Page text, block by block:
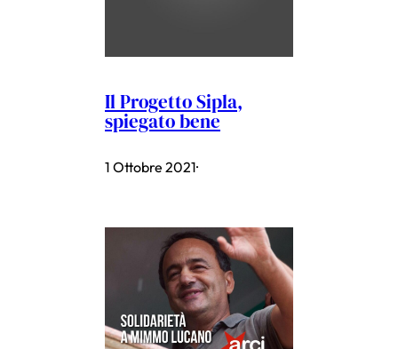
Il Progetto Sipla,
spiegato bene
1 Ottobre 2021·